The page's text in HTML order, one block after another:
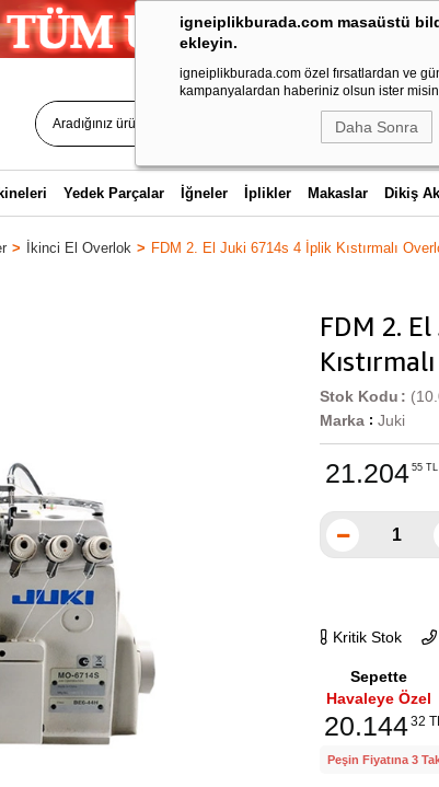
igneiplikburada.com masaüstü
ekleyin.
igneiplikburada.com özel fırsatlardan ve
kampanyalardan haberiniz olsun ister
Daha Sonra
Yedek Parçalar İğneler İplikler Makaslar Dikiş
İkinci El Overlok FDM 2. El Juki 6714s 4 İplik Kıstırmalı
FDM 2.
Stok Kodu
Marka : Juki
21.204 55
Kritik Stok
Sepette
Havaleye Özel
20.14432
Peşin Fiyatına 3